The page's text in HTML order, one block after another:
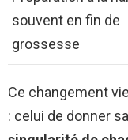
souvent en fin de
grossesse
Ce changement
: celui de donner